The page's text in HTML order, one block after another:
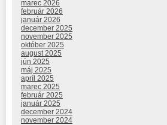
marec 2026
február 2026
január 2026
december 2025
november 2025
október 2025
august 2025
jún 2025
máj 2025
apríl 2025
marec 2025
február 2025
január 2025
december 2024
november 2024